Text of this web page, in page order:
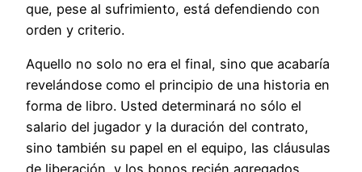
que, pese al sufrimiento, está defendiendo con
orden y criterio.
Aquello no solo no era el final, sino que acabaría
revelándose como el principio de una historia en
forma de libro. Usted determinará no sólo el
salario del jugador y la duración del contrato,
sino también su papel en el equipo, las cláusulas